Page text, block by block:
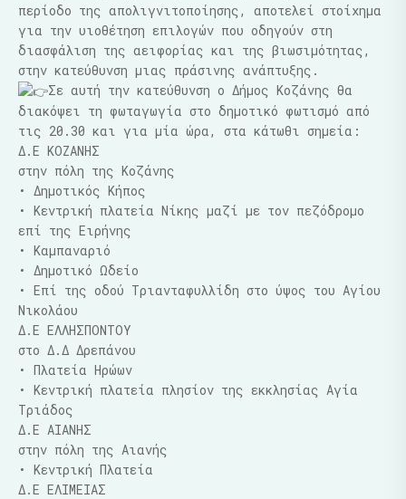
περίοδο της απολιγνιτοποίησης, αποτελεί στοίχημα
για την υιοθέτηση επιλογών που οδηγούν στη
διασφάλιση της αειφορίας και της βιωσιμότητας,
στην κατεύθυνση μιας πράσινης ανάπτυξης.
Σε αυτή την κατεύθυνση ο Δήμος Κοζάνης θα
διακόψει τη φωταγωγία στο δημοτικό φωτισμό από
τις 20.30 και για μία ώρα, στα κάτωθι σημεία:
Δ.Ε ΚΟΖΑΝΗΣ
στην πόλη της Κοζάνης
• Δημοτικός Κήπος
• Κεντρική πλατεία Νίκης μαζί με τον πεζόδρομο
επί της Ειρήνης
• Καμπαναριό
• Δημοτικό Ωδείο
• Επί της οδού Τριανταφυλλίδη στο ύψος του Αγίου
Νικολάου
Δ.Ε ΕΛΛΗΣΠΟΝΤΟΥ
στο Δ.Δ Δρεπάνου
• Πλατεία Ηρώων
• Κεντρική πλατεία πλησίον της εκκλησίας Αγία
Τριάδος
Δ.Ε ΑΙΑΝΗΣ
στην πόλη της Αιανής
• Κεντρική Πλατεία
Δ.Ε ΕΛΙΜΕΙΑΣ